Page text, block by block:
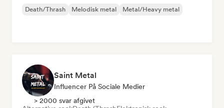
Death/Thrash Melodisk metal Metal/Heavy metal
Saint Metal
Influencer På Sociale Medier
> 2000 svar afgivet